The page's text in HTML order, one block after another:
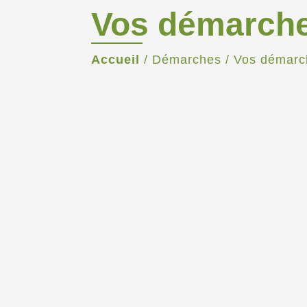
Vos
Accueil / Démarches / Vos